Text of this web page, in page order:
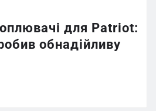
для Patriot:
обнадійливу